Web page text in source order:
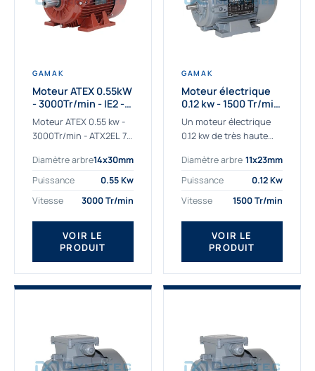
GAMAK
Moteur ATEX 0.55kW
- 3000Tr/min - IE2 -
Zone 2/22 -
Aluminium
Moteur ATEX 0.55 kw -
3000Tr/min - ATX2EL 71
pour les atmosphères
explosives Le moteur
Diamètre arbre14x30mm
Puissance
0.55 Kw
Vitesse
3000 Tr/min
VOIR LE
PRODUIT
GAMAK
Moteur électrique
0.12 kw - 1500 Tr/min
- 230/400V - IE2
Un moteur électrique
0.12 kw de très haute
applications les plus
sollicitées. Nous
fournissons des
moteurs électriques...
Diamètre arbre 11x23mm
Puissance
0.12 Kw
Vitesse
1500 Tr/min
VOIR LE
PRODUIT